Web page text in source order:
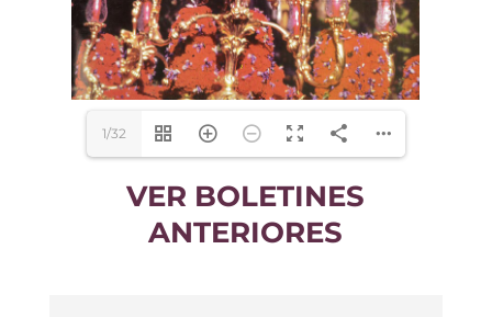
1/32
VER BOLETINES
ANTERIORES